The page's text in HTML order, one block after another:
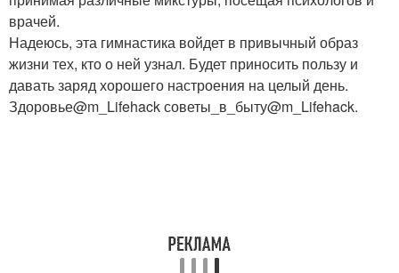
врачей.
Надеюсь, эта гимнастика войдет в привычный образ
жизни тех, кто о ней узнал. Будет приносить пользу и
давать заряд хорошего настроения на целый день.
Здоровье@m_Lifehack советы_в_быту@m_Lifehack.